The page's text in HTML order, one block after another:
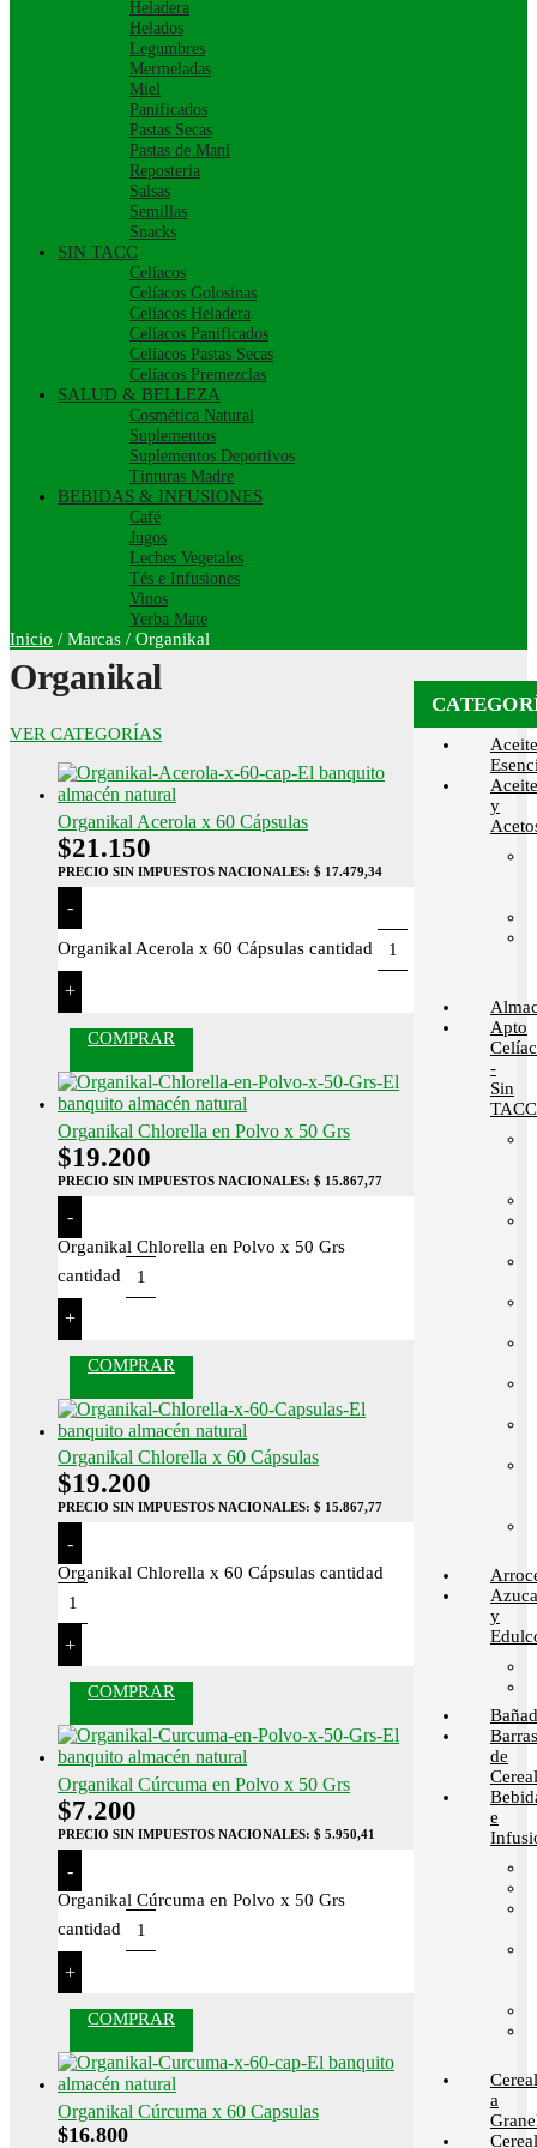
Heladera
Helados
Legumbres
Mermeladas
Miel
Panificados
Pastas Secas
Pastas de Maní
Repostería
Salsas
Semillas
Snacks
SIN TACC
Celíacos
Celíacos Golosinas
Celíacos Heladera
Celíacos Panificados
Celíacos Pastas Secas
Celíacos Premezclas
SALUD & BELLEZA
Cosmética Natural
Suplementos
Suplementos Deportivos
Tinturas Madre
BEBIDAS & INFUSIONES
Café
Jugos
Leches Vegetales
Tés e Infusiones
Vinos
Yerba Mate
Inicio / Marcas / Organikal
Organikal
VER CATEGORÍAS
Organikal Acerola x 60 Cápsulas
$21.150
PRECIO SIN IMPUESTOS NACIONALES: $ 17.479,34
-
Organikal Acerola x 60 Cápsulas cantidad
+
COMPRAR
Organikal Chlorella en Polvo x 50 Grs
$19.200
PRECIO SIN IMPUESTOS NACIONALES: $ 15.867,77
-
Organikal Chlorella en Polvo x 50 Grs
cantidad
+
COMPRAR
Organikal Chlorella x 60 Cápsulas
$19.200
PRECIO SIN IMPUESTOS NACIONALES: $ 15.867,77
-
Organikal Chlorella x 60 Cápsulas cantidad
+
COMPRAR
Organikal Cúrcuma en Polvo x 50 Grs
$7.200
PRECIO SIN IMPUESTOS NACIONALES: $ 5.950,41
-
Organikal Cúrcuma en Polvo x 50 Grs
cantidad
+
COMPRAR
Organikal Cúrcuma x 60 Capsulas
$16.800
y
Apto
-
Sin
TACC
y
Barras
de
e
a